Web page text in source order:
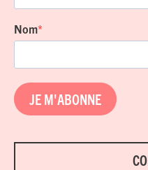
Nom
JE M'ABONNE